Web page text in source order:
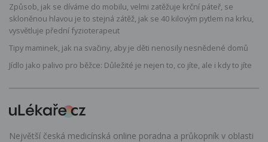
Způsob, jak se díváme do mobilu, velmi zatěžuje krční páteř, se
skloněnou hlavou je to stejná zátěž, jak se 40 kilovým pytlem na krku,
vysvětluje přední fyzioterapeut
Tipy maminek, jak na svačiny, aby je děti nenosily nesnědené domů
Jídlo jako palivo pro běžce: Důležité je nejen to, co jíte, ale i kdy to jíte
Největší česká medicínská online poradna a průkopník v oblasti